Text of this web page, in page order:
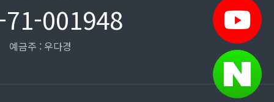
001948
예금주 : 우다경